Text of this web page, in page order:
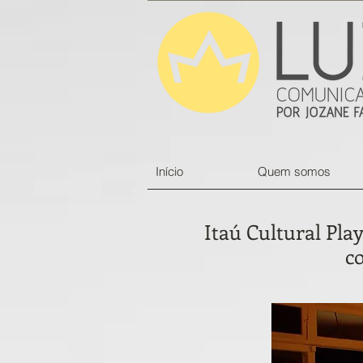
Início Quem somos
Itaú Cultural